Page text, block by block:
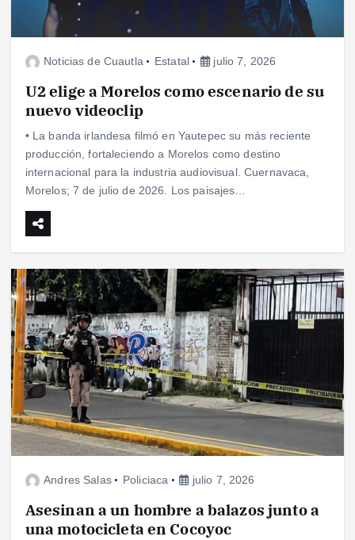
Noticias de Cuautla Estatal julio 7, 2026
U2 elige a Morelos como escenario de su
nuevo videoclip
• La banda irlandesa filmó en Yautepec su más reciente
producción, fortaleciendo a Morelos como destino
internacional para la industria audiovisual. Cuernavaca,
Morelos; 7 de julio de 2026. Los paisajes…
Andres Salas Policiaca julio 7, 2026
Asesinan a un hombre a balazos junto a
una motocicleta en Cocoyoc